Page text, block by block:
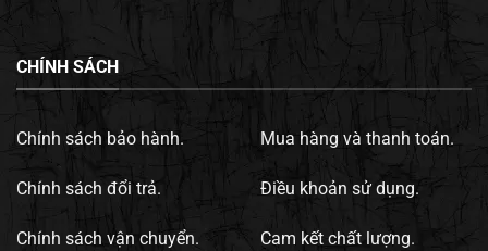
CHÍNH SÁCH
Chính sách bảo hành.
Chính sách đổi trả.
Chính sách vận chuyển.
Mua hàng và thanh toán.
Điều khoản sử dụng.
Cam kết chất lượng.